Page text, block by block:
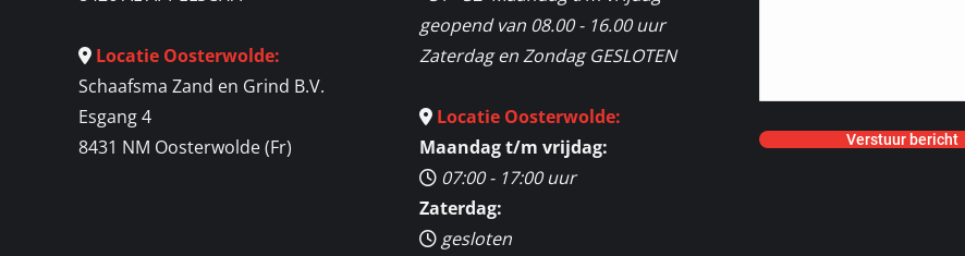
Locatie Oosterwolde:
Schaafsma Zand en Grind B.V.
Esgang 4
8431 NM Oosterwolde (Fr)
geopend van 08.00 - 16.00 uur
Zaterdag en Zondag GESLOTEN
Locatie Oosterwolde:
Maandag t/m vrijdag:
07:00 - 17:00 uur
Zaterdag:
gesloten